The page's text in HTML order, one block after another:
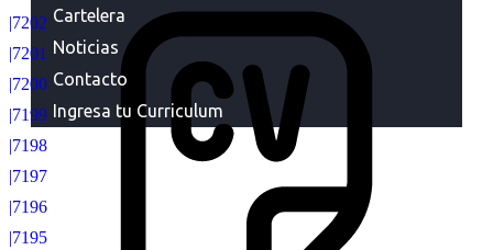
Cartelera
Noticias
Contacto
Ingresa tu Curriculum
|7202
|7201
|7200
|7199
|7198
|7197
|7196
|7195